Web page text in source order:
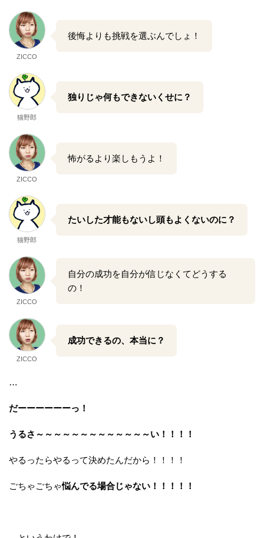
ZICCO
後悔よりも挑戦を選ぶんでしょ！
猫野郎
独りじゃ何もできないくせに？
ZICCO
怖がるより楽しもうよ！
猫野郎
たいした才能もないし頭もよくないのに？
ZICCO
自分の成功を自分が信じなくてどうする
の！
ZICCO
成功できるの、本当に？
…
だーーーーーーっ！
うるさ～～～～～～～～～～～～～い！！！！
やるったらやるって決めたんだから！！！！
ごちゃごちゃ悩んでる場合じゃない！！！！！